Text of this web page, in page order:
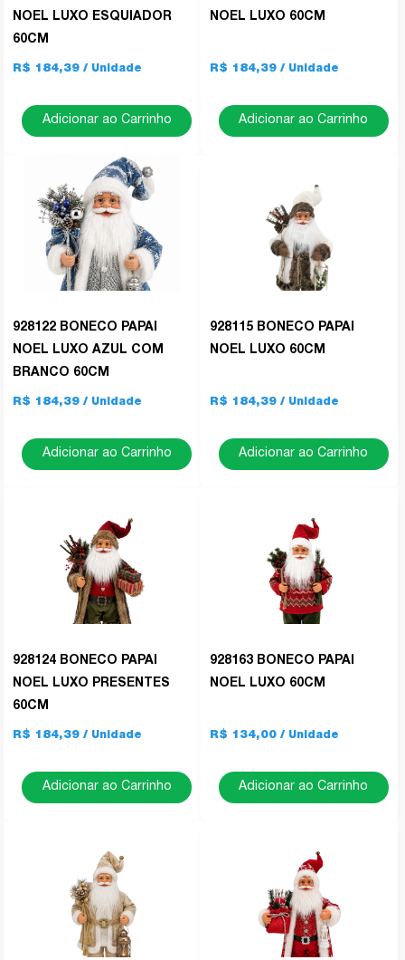
NOEL LUXO ESQUIADOR
60CM
R$ 184,39
Adicionar ao Carrinho
NOEL LUXO 60CM
R$ 184,39
Adicionar ao Carrinho
928122 BONECO PAPAI
NOEL LUXO AZUL COM
BRANCO 60CM
R$ 184,39
Adicionar ao Carrinho
928115 BONECO PAPAI
NOEL LUXO 60CM
R$ 184,39
Adicionar ao Carrinho
928124 BONECO PAPAI
NOEL LUXO PRESENTES
60CM
R$ 184,39
Adicionar ao Carrinho
928163 BONECO PAPAI
NOEL LUXO 60CM
R$ 134,00
Adicionar ao Carrinho